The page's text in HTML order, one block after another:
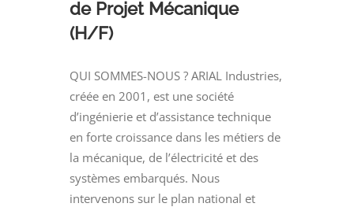
de Projet Mécanique
(H/F)
QUI SOMMES-NOUS ? ARIAL Industries,
créée en 2001, est une société
d’ingénierie et d’assistance technique
en forte croissance dans les métiers de
la mécanique, de l’électricité et des
systèmes embarqués. Nous
intervenons sur le plan national et